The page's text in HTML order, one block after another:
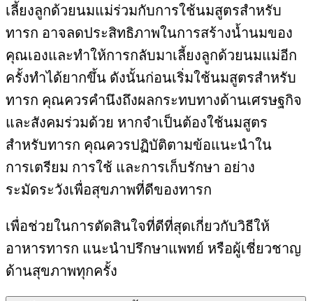
เลี้ยงลูกด้วยนมแม่ร่วมกับการใช้นมสูตรสำหรับ
ทารก อาจลดประสิทธิภาพในการสร้างน้ำนมของ
คุณเองและทำให้การกลับมาเลี้ยงลูกด้วยนมแม่อีก
ครั้งทำได้ยากขึ้น ดังนั้นก่อนเริ่มใช้นมสูตรสำหรับ
ทารก คุณควรคำนึงถึงผลกระทบทางด้านเศรษฐกิจ
และสังคมร่วมด้วย หากจำเป็นต้องใช้นมสูตร
สำหรับทารก คุณควรปฏิบัติตามข้อแนะนำใน
การเตรียม การใช้ และการเก็บรักษา อย่าง
ระมัดระวังเพื่อสุขภาพที่ดีของทารก
เพื่อช่วยในการตัดสินใจที่ดีที่สุดเกี่ยวกับวิธีให้
อาหารทารก แนะนำปรึกษาแพทย์ หรือผู้เชี่ยวชาญ
ด้านสุขภาพทุกครั้ง